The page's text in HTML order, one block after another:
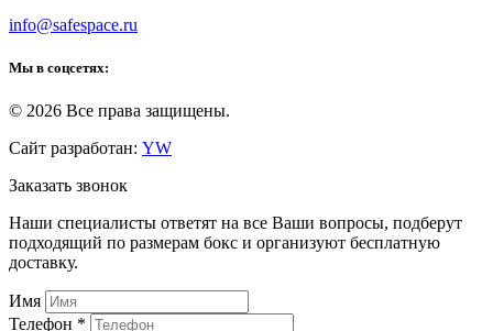
info@safespace.ru
Мы в соцсетях:
© 2026 Все права защищены.
Сайт разработан: YW
Заказать звонок
Наши специалисты ответят на все Ваши вопросы, подберут
подходящий по размерам бокс и организуют бесплатную
доставку.
Имя
Телефон *